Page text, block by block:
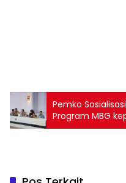
Pemko
Program MBG